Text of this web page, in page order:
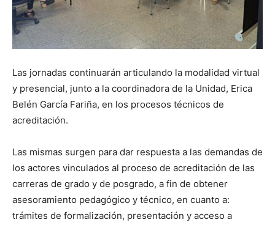
Las jornadas continuarán articulando la modalidad virtual
y presencial, junto a la coordinadora de la Unidad, Erica
Belén García Fariña, en los procesos técnicos de
acreditación.
Las mismas surgen para dar respuesta a las demandas de
los actores vinculados al proceso de acreditación de las
carreras de grado y de posgrado, a fin de obtener
asesoramiento pedagógico y técnico, en cuanto a:
trámites de formalización, presentación y acceso a